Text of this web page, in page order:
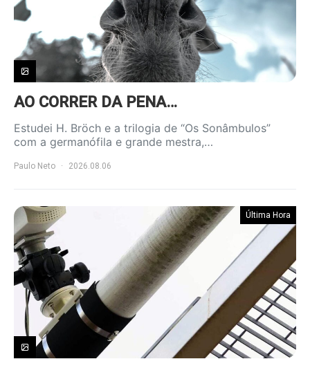
AO CORRER DA PENA…
Estudei H. Bröch e a trilogia de “Os Sonâmbulos”
com a germanófila e grande mestra,…
Paulo Neto 2026.08.06
Última Hora